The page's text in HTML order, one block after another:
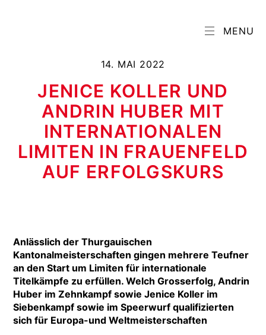
MENU
14. MAI 2022
JENICE KOLLER UND
ANDRIN HUBER MIT
INTERNATIONALEN
LIMITEN IN FRAUENFELD
AUF ERFOLGSKURS
Anlässlich der Thurgauischen
Kantonalmeisterschaften gingen mehrere Teufner
an den Start um Limiten für internationale
Titelkämpfe zu erfüllen. Welch Grosserfolg, Andrin
Huber im Zehnkampf sowie Jenice Koller im
Siebenkampf sowie im Speerwurf qualifizierten
sich für Europa-und Weltmeisterschaften